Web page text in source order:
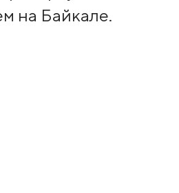
на Байкале.